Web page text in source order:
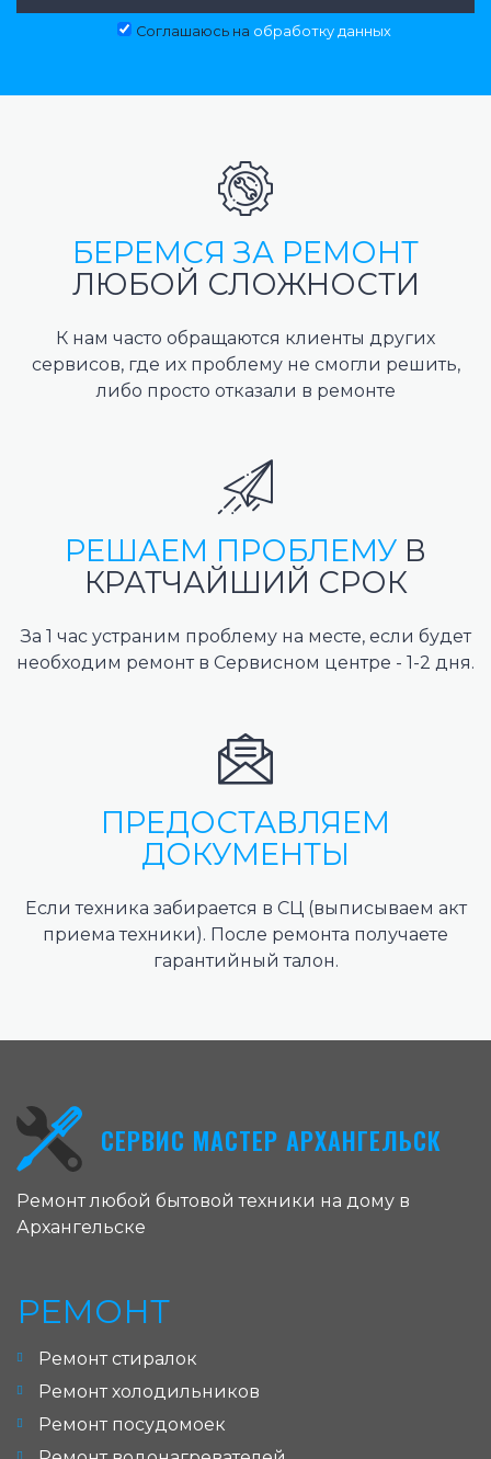
Соглашаюсь на обработку данных
БЕРЕМСЯ ЗА РЕМОНТ
ЛЮБОЙ СЛОЖНОСТИ
К нам часто обращаются клиенты других
сервисов, где их проблему не смогли решить,
либо просто отказали в ремонте
РЕШАЕМ ПРОБЛЕМУ В
КРАТЧАЙШИЙ СРОК
За 1 час устраним проблему на месте, если будет
необходим ремонт в Сервисном центре - 1-2 дня.
ПРЕДОСТАВЛЯЕМ
ДОКУМЕНТЫ
Если техника забирается в СЦ (выписываем акт
приема техники). После ремонта получаете
гарантийный талон.
СЕРВИС МАСТЕР АРХАНГЕЛЬСК
Ремонт любой бытовой техники на дому в
Архангельске
РЕМОНТ
Ремонт стиралок
Ремонт холодильников
Ремонт посудомоек